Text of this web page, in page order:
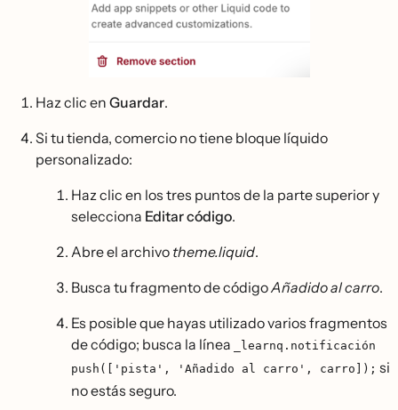
Haz clic en Guardar.
Si tu tienda, comercio no tiene bloque líquido
personalizado:
Haz clic en los tres puntos de la parte superior y
selecciona Editar código.
Abre el archivo theme.liquid.
Busca tu fragmento de códigoAñadido al carro.
Es posible que hayas utilizado varios fragmentos
de código; busca la línea
_learnq.notificación
push(['pista', 'Añadido al carro', carro]); si
no estás seguro.